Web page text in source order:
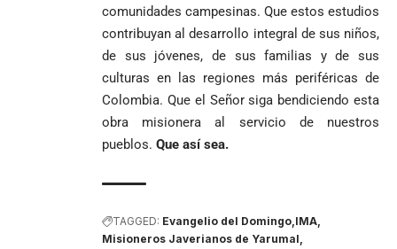
comunidades campesinas. Que estos estudios
contribuyan al desarrollo integral de sus niños,
de sus jóvenes, de sus familias y de sus
culturas en las regiones más periféricas de
Colombia. Que el Señor siga bendiciendo esta
obra misionera al servicio de nuestros
pueblos. Que así sea.
TAGGED: Evangelio del Domingo IMA
Misioneros Javerianos de Yarumal